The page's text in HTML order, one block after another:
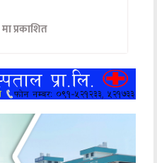
प्रकाशित